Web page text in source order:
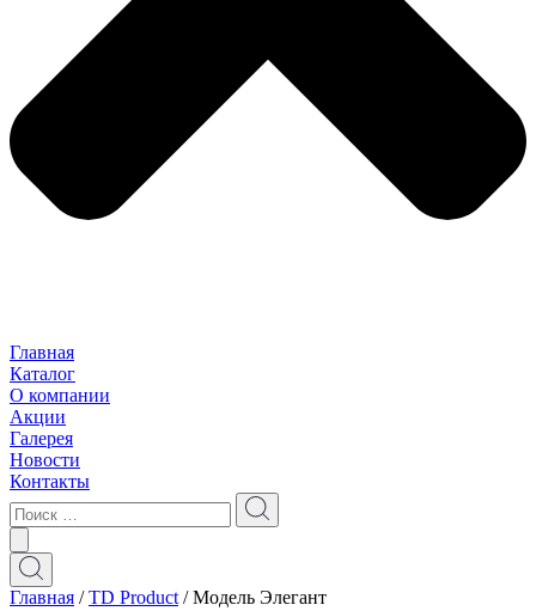
Главная
Каталог
О компании
Акции
Галерея
Новости
Контакты
Главная /TD Product/ Модель Элегант